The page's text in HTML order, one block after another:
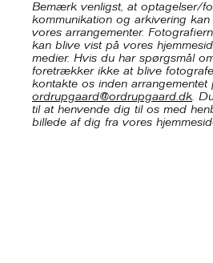
Bemærk venligst, at optagelser/
kommunikation og arkivering
vores arrangementer.
kan blive vist på vores
medier. Hvis du har spørgsmål
foretrækker ikke at blive
kontakte os inden arrangementet
ordrupgaard@ordrupgaard.dk.
til at henvende dig til os med
billede af dig fra vores